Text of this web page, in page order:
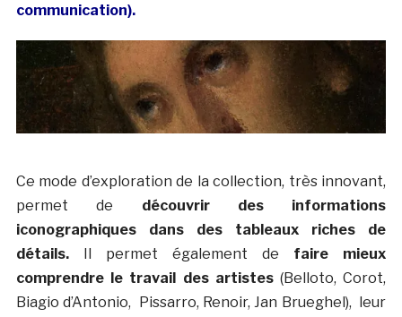
communication).
Ce mode d’exploration de la collection, très innovant,
permet de découvrir des informations
iconographiques dans des tableaux riches de
détails.Il permet également de faire mieux
comprendre le travail des artistes(Belloto, Corot,
Biagio d’Antonio, Pissarro, Renoir, Jan Brueghel), leur